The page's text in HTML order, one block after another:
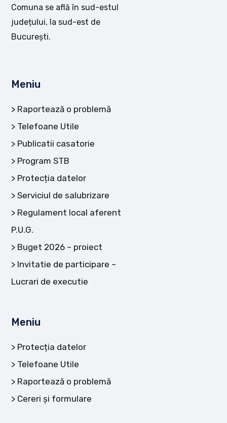
Comuna se află în sud-estul
județului, la sud-est de
București.
Meniu
Raportează o problemă
Telefoane Utile
Publicatii casatorie
Program STB
Protecția datelor
Serviciul de salubrizare
Regulament local aferent
P.U.G.
Buget 2026 – proiect
Invitatie de participare –
Lucrari de executie
Meniu
Protecția datelor
Telefoane Utile
Raportează o problemă
Cereri și formulare